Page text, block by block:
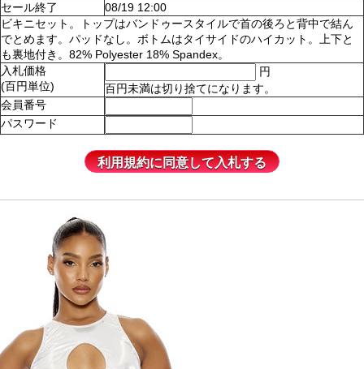
セール終了
08/19 12:00
ビキニセット。トップはバンドゥースタイルで首の後ろと背中で結ん
でとめます。パッドなし。ボトムはタイサイドのハイカット。上下と
も裏地付き。82% Polyester 18% Spandex。
入札価格
(百円単位)
円
百円未満は切り捨てになります。
会員番号
パスワード